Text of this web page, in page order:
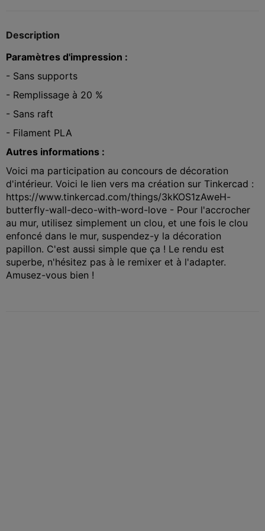
Description
Paramètres d'impression :
- Sans supports
- Remplissage à 20 %
- Sans raft
- Filament PLA
Autres informations :
Voici ma participation au concours de décoration
d'intérieur. Voici le lien vers ma création sur Tinkercad :
https://www.tinkercad.com/things/3kKOS1zAweH-
butterfly-wall-deco-with-word-love - Pour l'accrocher
au mur, utilisez simplement un clou, et une fois le clou
enfoncé dans le mur, suspendez-y la décoration
papillon. C'est aussi simple que ça ! Le rendu est
superbe, n'hésitez pas à le remixer et à l'adapter.
Amusez-vous bien !